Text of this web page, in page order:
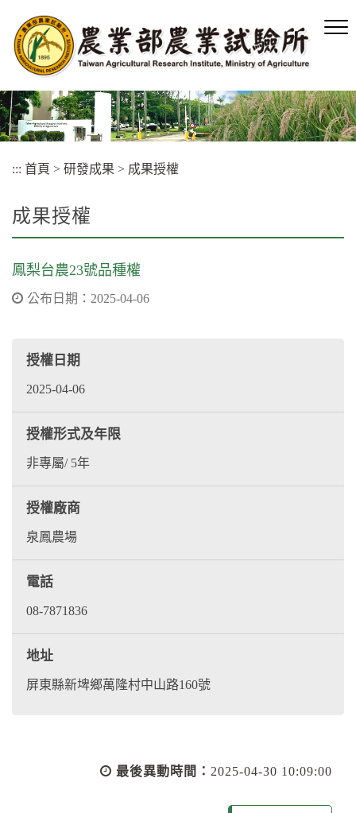
容
區
塊
::: 首頁 > 研發成果 > 成果授權
成果授權
鳳梨台農23號品種權
公布日期：2025-04-06
授權日期
2025-04-06
授權形式及年限
非專屬/ 5年
授權廠商
泉鳳農場
電話
08-7871836
地址
屏東縣新埤鄉萬隆村中山路160號
最後異動時間： 2025-04-30 10:09:00